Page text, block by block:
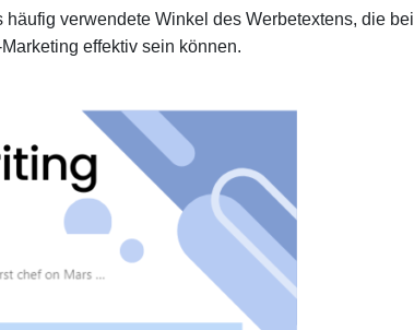
häufig verwendete Winkel des Werbetextens, die bei
effektiv sein können.